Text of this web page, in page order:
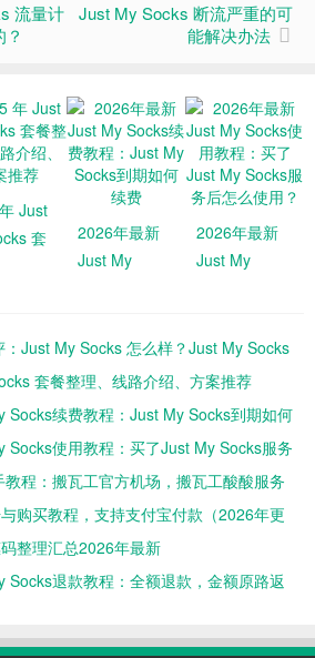
流量计
Just My Socks 断流严重的可
能解决办法
Just
套
2026年最新
Just My
Socks到期如
何续费
2026年最新
Just My
My Socks服
务后怎么使
Just My Socks 怎么样？Just My Socks
更新）套餐整理、线路介绍、方案推荐
Socks续费教程：Just My Socks到期如何
Socks使用教程：买了Just My Socks服务
程：搬瓦工官方机场，搬瓦工酸酸服务
购买教程，支持支付宝付款（2026年更
整理汇总2026年最新
Socks退款教程：全额退款，金额原路返